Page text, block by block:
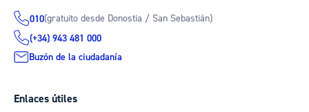
010(gratuito desde Donostia / San Sebastián)
(+34) 943 481 000
Buzón de la ciudadanía
Enlaces útiles